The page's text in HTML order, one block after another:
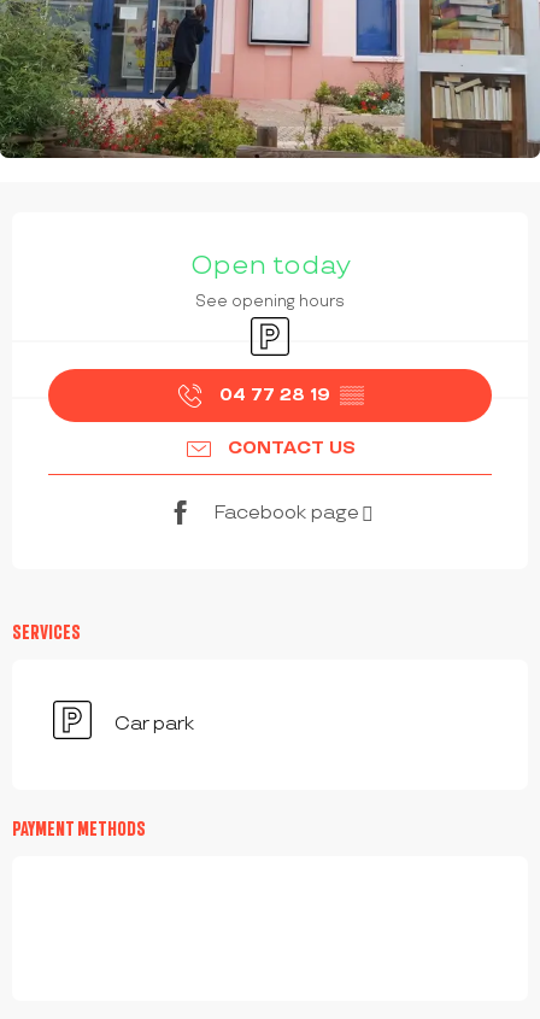
Open today
See opening hours
Car park
04 77 28 19 ▒▒
CONTACT US
Facebook page
SERVICES
Car park
PAYMENT METHODS